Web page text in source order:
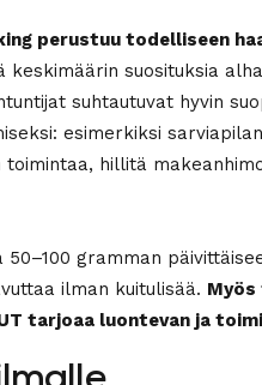
perustuu todelliseen
suosituksia
suhtautuvat hyvin
esimerkiksi
hillitä
gramman
ilman kuitulisää. Myös
tarjoaa luontevan ja